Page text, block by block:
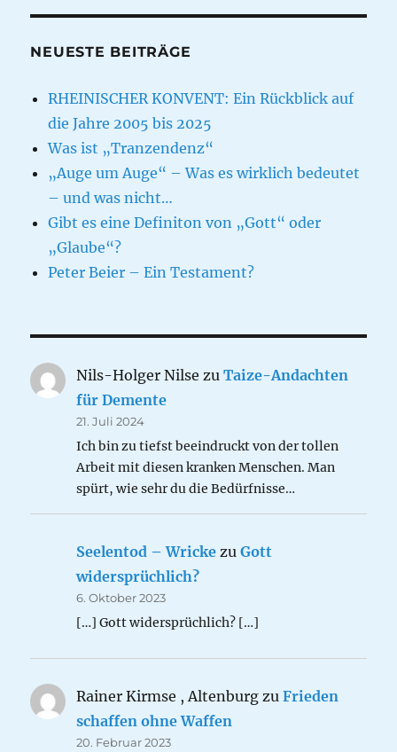
NEUESTE BEITRÄGE
RHEINISCHER KONVENT: Ein Rückblick auf
die Jahre 2005 bis 2025
Was ist „Tranzendenz“
„Auge um Auge“ – Was es wirklich bedeutet
– und was nicht…
Gibt es eine Definiton von „Gott“ oder
„Glaube“?
Peter Beier – Ein Testament?
Nils-Holger Nilse zuTaize-Andachten
für Demente
21. Juli 2024
Ich bin zu tiefst beeindruckt von der tollen
Arbeit mit diesen kranken Menschen. Man
spürt, wie sehr du die Bedürfnisse…
Seelentod – Wricke zuGott
widersprüchlich?
6. Oktober 2023
[…] Gott widersprüchlich? […]
Rainer Kirmse , Altenburg zuFrieden
schaffen ohne Waffen
20. Februar 2023